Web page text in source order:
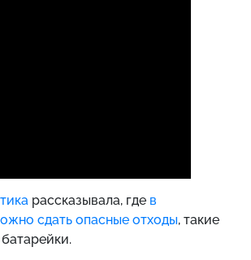
рассказывала, где в
сдать опасные отходы, такие